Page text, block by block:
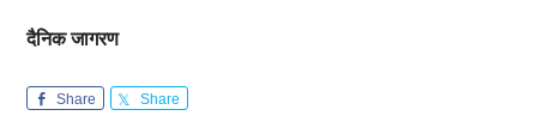
दैनिक जागरण
Share Share